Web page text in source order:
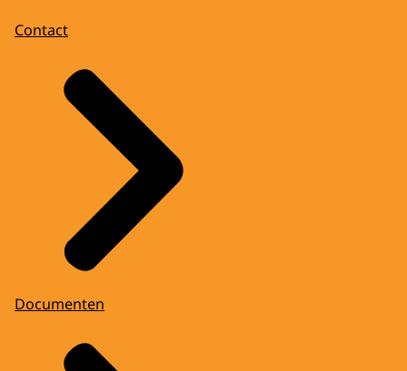
Contact
Documenten